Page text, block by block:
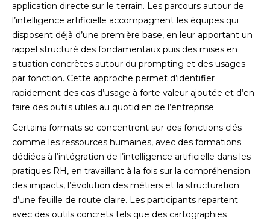
application directe sur le terrain. Les parcours autour de
l’intelligence artificielle accompagnent les équipes qui
disposent déjà d’une première base, en leur apportant un
rappel structuré des fondamentaux puis des mises en
situation concrètes autour du prompting et des usages
par fonction. Cette approche permet d’identifier
rapidement des cas d’usage à forte valeur ajoutée et d’en
faire des outils utiles au quotidien de l’entreprise
Certains formats se concentrent sur des fonctions clés
comme les ressources humaines, avec des formations
dédiées à l’intégration de l’intelligence artificielle dans les
pratiques RH, en travaillant à la fois sur la compréhension
des impacts, l’évolution des métiers et la structuration
d’une feuille de route claire. Les participants repartent
avec des outils concrets tels que des cartographies